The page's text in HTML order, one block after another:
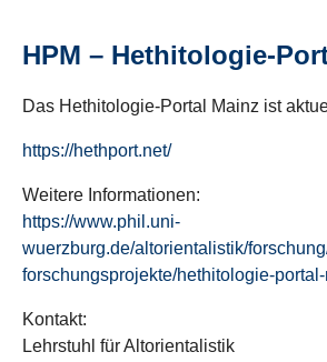
HPM – Hethitologie-
Das Hethitologie-Portal Mainz ist
https://hethport.net/
Weitere Informationen:
https://www.phil.uni-
wuerzburg.de/altorientalistik/
forschungsprojekte/hethitologie-
Kontakt:
Lehrstuhl für Altorientalistik